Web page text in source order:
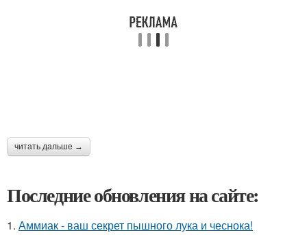
читать дальше →
Последние обновления на сайте:
1. Аммиак - ваш секрет пышного лука и чеснока!